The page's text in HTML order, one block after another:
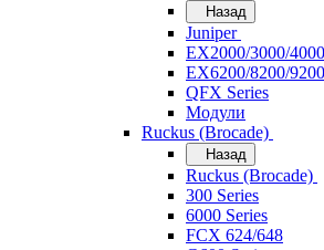
Назад
Juniper
EX2000/3000/4000
EX6200/8200/9200
QFX Series
Модули
Ruckus (Brocade)
Назад
Ruckus (Brocade)
300 Series
6000 Series
FCX 624/648